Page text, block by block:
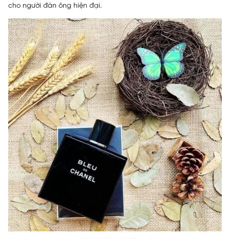
cho người đàn ông hiện đại.